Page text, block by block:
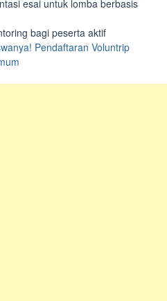
esai untuk lomba berbasis
bagi peserta aktif
Pendaftaran Voluntrip